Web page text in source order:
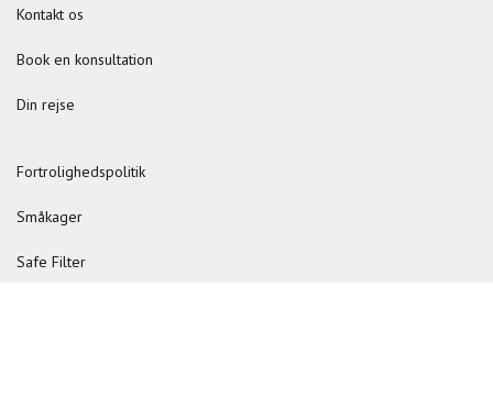
Kontakt os
Book en konsultation
Din rejse
Fortrolighedspolitik
Småkager
Safe Filter